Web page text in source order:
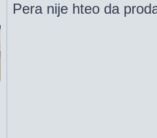
Pera nije hteo da